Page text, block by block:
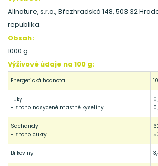
Allnature, s.r.o., Březhradská 148, 503 32
republika.
Obsah:
1000 g
Výživové údaje na 100 g:
Energetická hodnota
Tuky
- z toho nasycené mastné kyseliny
Sacharidy
- z toho cukry
Bílkoviny